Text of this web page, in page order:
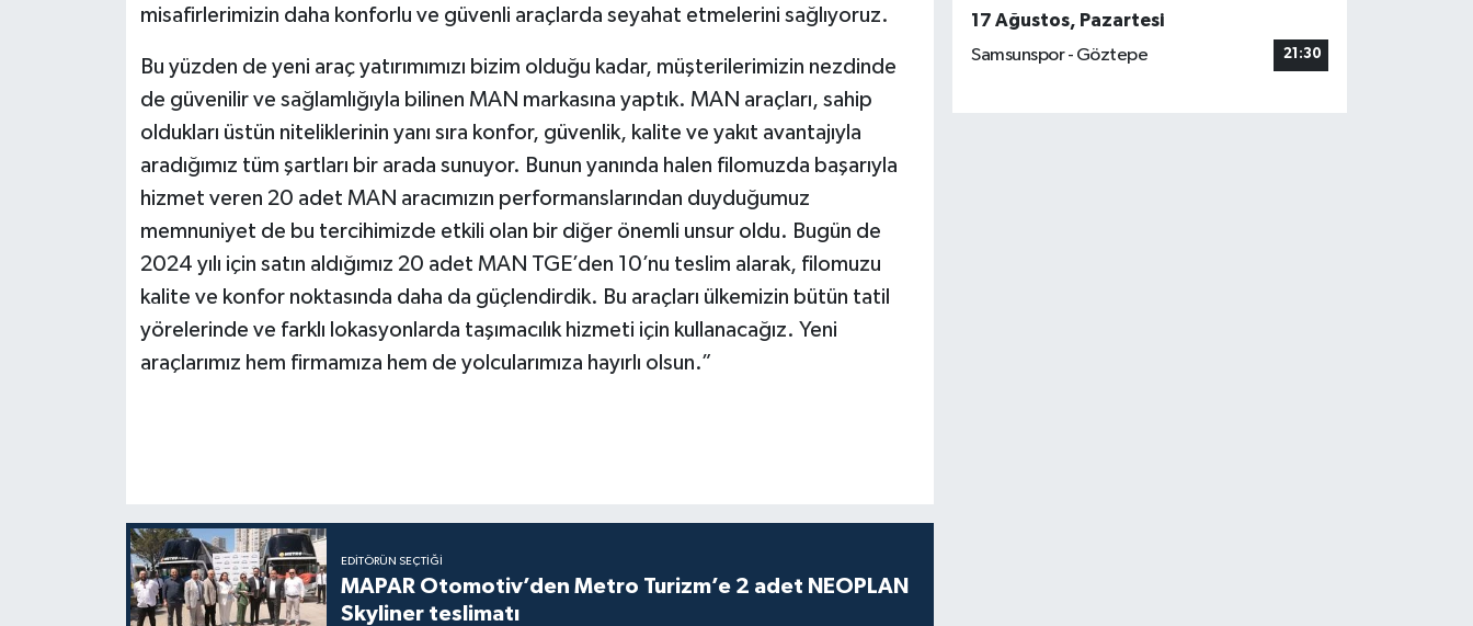
misafirlerimizin daha konforlu ve güvenli araçlarda seyahat etmelerini sağlıyoruz.
Bu yüzden de yeni araç yatırımımızı bizim olduğu kadar, müşterilerimizin nezdinde
de güvenilir ve sağlamlığıyla bilinen MAN markasına yaptık. MAN araçları, sahip
oldukları üstün niteliklerinin yanı sıra konfor, güvenlik, kalite ve yakıt avantajıyla
aradığımız tüm şartları bir arada sunuyor. Bunun yanında halen filomuzda başarıyla
hizmet veren 20 adet MAN aracımızın performanslarından duyduğumuz
memnuniyet de bu tercihimizde etkili olan bir diğer önemli unsur oldu. Bugün de
2024 yılı için satın aldığımız 20 adet MAN TGE’den 10’nu teslim alarak, filomuzu
kalite ve konfor noktasında daha da güçlendirdik. Bu araçları ülkemizin bütün tatil
yörelerinde ve farklı lokasyonlarda taşımacılık hizmeti için kullanacağız. Yeni
araçlarımız hem firmamıza hem de yolcularımıza hayırlı olsun.”
EDITÖRÜN SEÇTIĞI
MAPAR Otomotiv’den Metro Turizm’e 2 adet NEOPLAN
Skyliner teslimatı
17 Ağustos, Pazartesi
Samsunspor - Göztepe
21:30